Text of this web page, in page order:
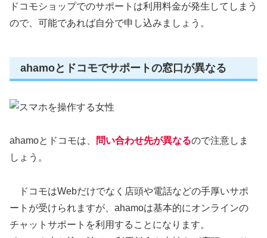
ドコモショップでのサポートは利用料金が発生してしまう
ので、可能であれば自分で申し込みましょう。
ahamoとドコモでサポートの窓口が異なる
ahamoとドコモは、 問い合わせ先が異なるので注意しま
しょう。
ドコモはWebだけでなく店頭や電話などの手厚いサポ
ートが受けられますが、ahamoは基本的にオンラインの
チャットサポートを利用することになります。